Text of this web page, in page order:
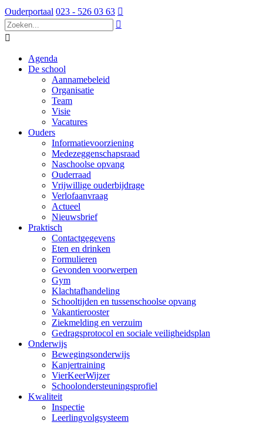
Ouderportaal 023 - 526 03 63 


Agenda
De school
Aannamebeleid
Organisatie
Team
Visie
Vacatures
Ouders
Informatievoorziening
Medezeggenschapsraad
Naschoolse opvang
Ouderraad
Vrijwillige ouderbijdrage
Verlofaanvraag
Actueel
Nieuwsbrief
Praktisch
Contactgegevens
Eten en drinken
Formulieren
Gevonden voorwerpen
Gym
Klachtafhandeling
Schooltijden en tussenschoolse opvang
Vakantierooster
Ziekmelding en verzuim
Gedragsprotocol en sociale veiligheidsplan
Onderwijs
Bewegingsonderwijs
Kanjertraining
VierKeerWijzer
Schoolondersteuningsprofiel
Kwaliteit
Inspectie
Leerlingvolgsysteem